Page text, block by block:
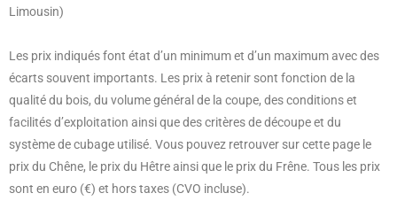
Limousin)
Les prix indiqués font état d’un minimum et d’un maximum avec des
écarts souvent importants. Les prix à retenir sont fonction de la
qualité du bois, du volume général de la coupe, des conditions et
facilités d’exploitation ainsi que des critères de découpe et du
système de cubage utilisé. Vous pouvez retrouver sur cette page le
prix du Chêne, le prix du Hêtre ainsi que le prix du Frêne. Tous les prix
sont en euro (€) et hors taxes (CVO incluse).